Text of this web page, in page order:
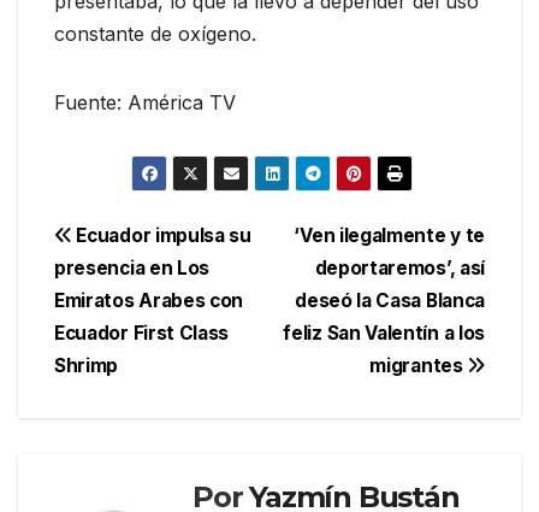
constante de oxígeno.
Fuente: América TV
Navegación
de
entradas
‘Ven ilegalmente y te
deportaremos’, así
deseó la Casa Blanca
feliz San Valentín a los
migrantes
Ecuador impulsa su
presencia en Los
Emiratos Arabes con
Ecuador First Class
Shrimp
PorYazmín Bustán